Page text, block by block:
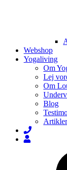
Webshop
Yogaliving
Om
Lej
Om
Blog